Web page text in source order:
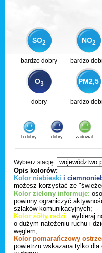
SO2 NO2
bardzo dobry bardzo
O3 PM2,5
dobry bardzo
b.dobry dobry zadowal.
Wybierz stację:
Opis kolorów:
Kolor niebieski i
możesz korzystać ze
Kolor zielony informuje:
powinny ograniczyć
szlaków komunikacyjnych;
Kolor żółty radzi : wybieraj
o dużym natężeniu ruchu i
węglem;
Kolor pomarańczowy
powietrzu wskazana tylko